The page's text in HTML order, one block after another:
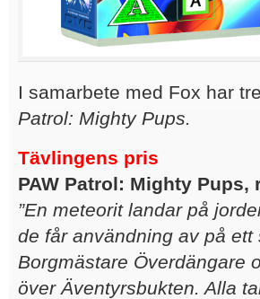
I samarbete med Fox har
Patrol: Mighty Pups.
Tävlingens pris
PAW Patrol: Mighty Pups,
”En meteorit landar på
de får användning av på
Borgmästare Överdängare
över Äventyrsbukten. Alla